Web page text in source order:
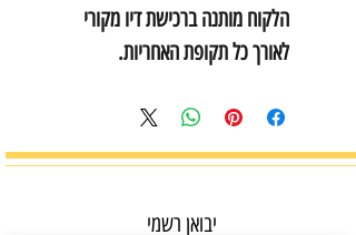
הלקוח מותנה ברכישת דיו מקורי
לאורך כל תקופת האחריות.
יבואן רשמי